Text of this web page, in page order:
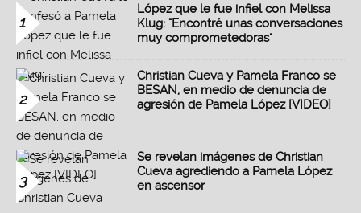
1
López que le fue infiel con Melissa
Klug: "Encontré unas conversaciones
muy comprometedoras"
2
Christian Cueva y Pamela Franco se
BESAN, en medio de denuncia de
agresión de Pamela López [VIDEO]
3
Se revelan imágenes de Christian
Cueva agrediendo a Pamela López
en ascensor